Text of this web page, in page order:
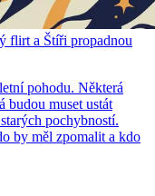
flirt a Štíři propadnou
pohodu. Některá
budou muset ustát
pochybností.
by měl zpomalit a kdo